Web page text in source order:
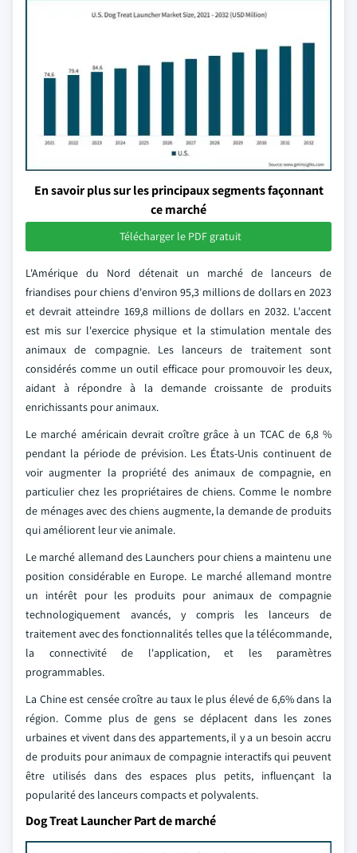
En savoir plus sur les principaux segments façonnant
ce marché
Télécharger le PDF gratuit
L'Amérique du Nord détenait un marché de lanceurs de
friandises pour chiens d'environ 95,3 millions de dollars en 2023
et devrait atteindre 169,8 millions de dollars en 2032. L'accent
est mis sur l'exercice physique et la stimulation mentale des
animaux de compagnie. Les lanceurs de traitement sont
considérés comme un outil efficace pour promouvoir les deux,
aidant à répondre à la demande croissante de produits
enrichissants pour animaux.
Le marché américain devrait croître grâce à un TCAC de 6,8 %
pendant la période de prévision. Les États-Unis continuent de
voir augmenter la propriété des animaux de compagnie, en
particulier chez les propriétaires de chiens. Comme le nombre
de ménages avec des chiens augmente, la demande de produits
qui améliorent leur vie animale.
Le marché allemand des Launchers pour chiens a maintenu une
position considérable en Europe. Le marché allemand montre
un intérêt pour les produits pour animaux de compagnie
technologiquement avancés, y compris les lanceurs de
traitement avec des fonctionnalités telles que la télécommande,
la connectivité de l'application, et les paramètres
programmables.
La Chine est censée croître au taux le plus élevé de 6,6% dans la
région. Comme plus de gens se déplacent dans les zones
urbaines et vivent dans des appartements, il y a un besoin accru
de produits pour animaux de compagnie interactifs qui peuvent
être utilisés dans des espaces plus petits, influençant la
popularité des lanceurs compacts et polyvalents.
Dog Treat Launcher Part de marché